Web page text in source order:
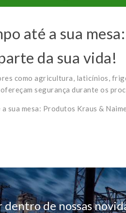
até a sua
da sua vida!
como agricultura, laticínios,
segurança durante os
sua mesa: Produtos Kraus &
dentro de nossas